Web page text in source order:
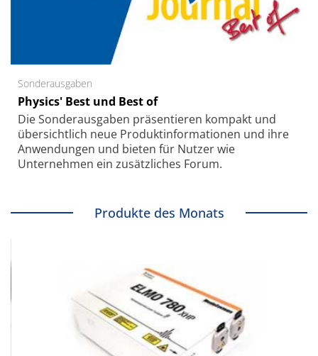
Sonderausgaben
Physics' Best und Best of
Die Sonder­ausgaben präsentieren kompakt und
übersichtlich neue Produkt­informationen und ihre
Anwendungen und bieten für Nutzer wie
Unternehmen ein zusätzliches Forum.
Produkte des Monats